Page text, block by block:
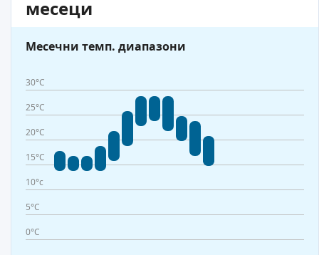
месеци
Месечни темп. диапазони
30°C
25°C
20°C
15°C
10°c
5°C
0°C